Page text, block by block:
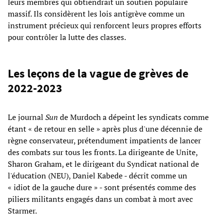
massif. Ils considèrent les lois antigrève comme un
instrument précieux qui renforcent leurs propres efforts
pour contrôler la lutte des classes.
Les leçons de la vague de grèves de
2022-2023
Le journal Sun de Murdoch a dépeint les syndicats comme
étant « de retour en selle » après plus d'une décennie de
règne conservateur, prétendument impatients de lancer
des combats sur tous les fronts. La dirigeante de Unite,
Sharon Graham, et le dirigeant du Syndicat national de
l'éducation (NEU), Daniel Kabede - décrit comme un
« idiot de la gauche dure » - sont présentés comme des
piliers militants engagés dans un combat à mort avec
Starmer.